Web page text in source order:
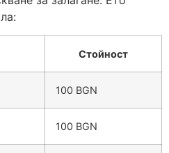
Стойност
100 BGN
100 BGN